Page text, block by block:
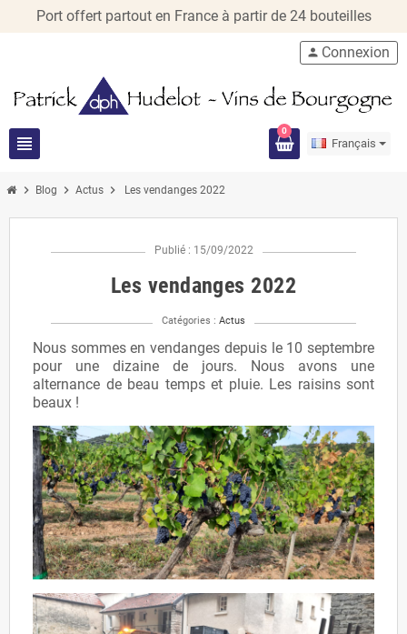
Port offert partout en France à partir de 24 bouteilles
view_headline
person Connexion
0
Français
chevron_right Blog chevron_right Actus chevron_right Les vendanges 2022
Publié : 15/09/2022
Les vendanges 2022
Catégories : Actus
Nous sommes en vendanges depuis le 10 septembre
pour une dizaine de jours. Nous avons une
alternance de beau temps et pluie. Les raisins sont
beaux !